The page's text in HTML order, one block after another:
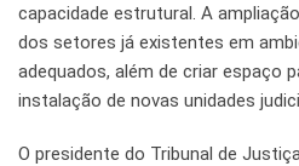
capacidade estrutural. A
dos setores já existentes em
adequados, além de criar espaço
instalação de novas unidades
O presidente do Tribunal de